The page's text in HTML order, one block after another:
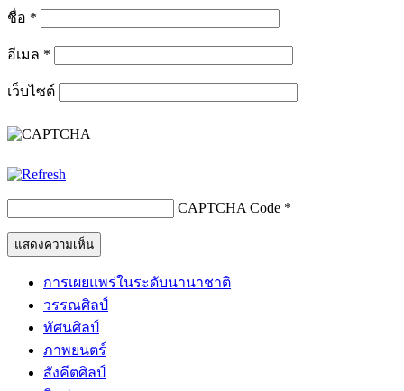
ชื่อ *
อีเมล *
เว็บไซต์
CAPTCHA Code *
การเผยแพร่ในระดับนานาชาติ
วรรณศิลป์
ทัศนศิลป์
ภาพยนตร์
สังคีตศิลป์